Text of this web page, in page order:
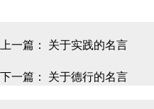
上一篇： 关于实践的名言
下一篇： 关于德行的名言